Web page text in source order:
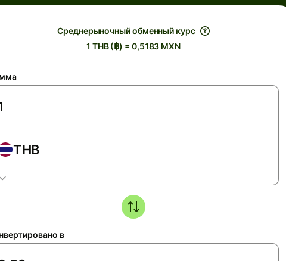
Среднерыночный обменный курс
1 THB (฿) = 0,5183 MXN
THB
в